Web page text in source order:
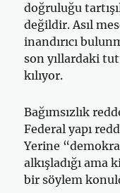
doğruluğu
değildir. Asıl
inandırıcı
son yıllardaki
kılıyor.
Bağımsızlık
Federal yapı
Yerine
alkışladığı ama
bir söylem